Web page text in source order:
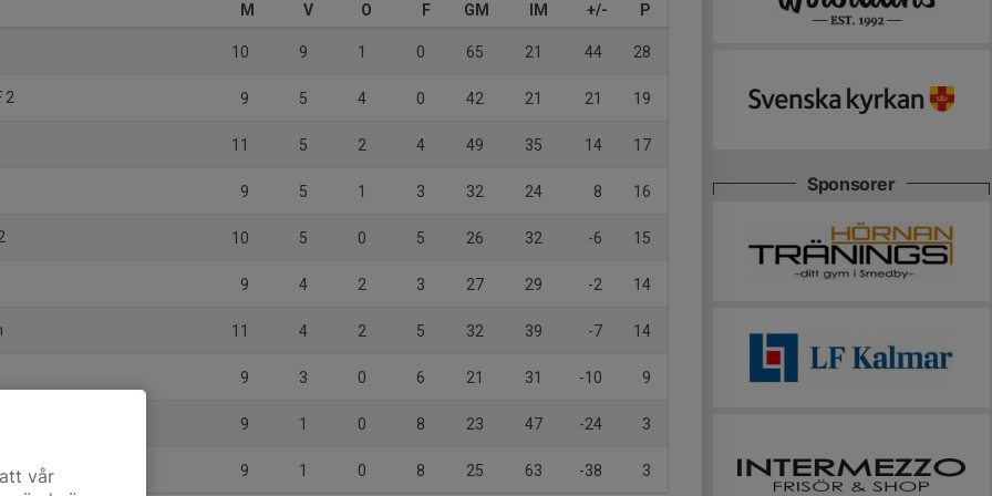
M V O F GM IM +/- P
10 9 1 0 65 21 44 28
2 9 5 4 0 42 21 21 19
11 5 2 4 49 35 14 17
9 5 1 3 32 24 8 16
10 5 0 5 26 32 -6 15
9 4 2 3 27 29 -2 14
11 4 2 5 32 39 -7 14
9 3 0 6 21 31 -10 9
9 1 0 8 23 47 -24 3
9 1 0 8 25 63 -38 3
Sponsorer
vår